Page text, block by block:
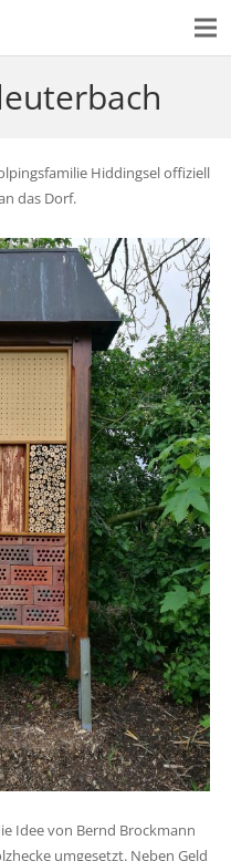
Hiddingsel offiziell
das Dorf.
Idee von Bernd Brockmann
umgesetzt. Neben Geld